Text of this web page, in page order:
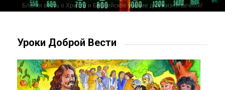
Благая весть о Христе и Библейское учение для жизни вечной!
Уроки Доброй Вести